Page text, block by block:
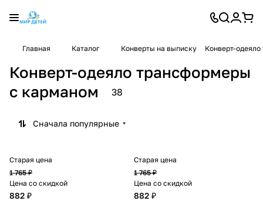
Главная Каталог Конверты на выписку Конверт-
Конверт-одеяло трансформеры
с карманом
38
Сначала популярные
Старая цена
1 765 ₽
Цена со скидкой
882 ₽
Старая цена
1 765 ₽
Цена со скидкой
882 ₽